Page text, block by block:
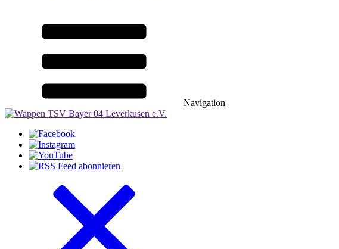
Navigation